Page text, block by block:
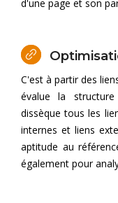
d'une page et son
C'est à partir des
évalue la
dissèque tous les
internes et liens
aptitude au
également pour